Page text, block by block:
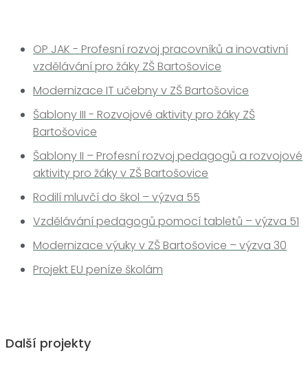
OP JAK - Profesní rozvoj pracovníků a inovativní
vzdělávání pro žáky ZŠ Bartošovice
Modernizace IT učebny v ZŠ Bartošovice
Šablony III - Rozvojové aktivity pro žáky ZŠ
Bartošovice
Šablony II – Profesní rozvoj pedagogů a rozvojové
aktivity pro žáky v ZŠ Bartošovice
Rodilí mluvčí do škol – výzva 55
Vzdělávání pedagogů pomocí tabletů – výzva 51
Modernizace výuky v ZŠ Bartošovice – výzva 30
Projekt EU peníze školám
Další projekty